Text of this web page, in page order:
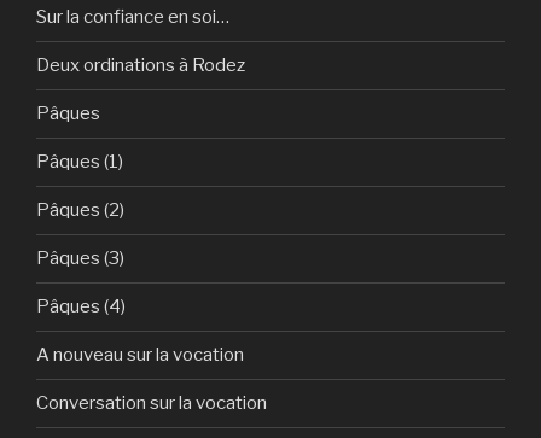
Sur la confiance en soi…
Deux ordinations à Rodez
Pâques
Pâques (1)
Pâques (2)
Pâques (3)
Pâques (4)
A nouveau sur la vocation
Conversation sur la vocation